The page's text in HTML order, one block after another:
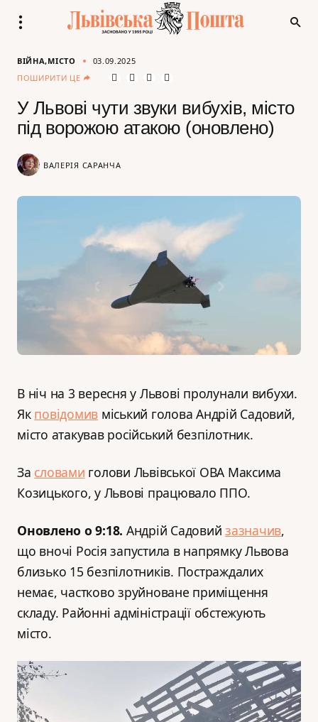
ВІЙНА МІСТО
03.09.2025
ПОШИРИТИ ЦЕ
У Львові чути звуки вибухів, місто
під ворожою атакою (оновлено)
ВАЛЕРІЯ САРАНЧА
В ніч на 3 вересня у Львові пролунали вибухи.
Як повідомив міський голова Андрій Садовий,
місто атакував російський безпілотник.
За словами голови Львівської ОВА Максима
Козицького, у Львові працювало ППО.
Оновлено о 9:18. Андрій Садовийзазначив,
що вночі Росія запустила в напрямку Львова
близько 15 безпілотників. Постраждалих
немає, частково зруйноване приміщення
складу. Районні адміністрації обстежують
місто.